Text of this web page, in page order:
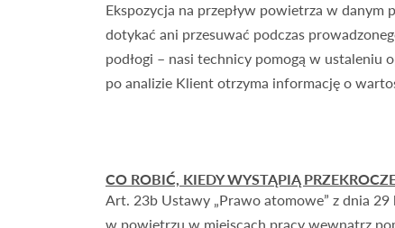
Ekspozycja na przepływ powietrza w
dotykać ani przesuwać podczas
podłogi – nasi technicy pomogą w ustaleniu
po analizie Klient otrzyma informację o
CO ROBIĆ, KIEDY WYSTĄPIĄ
Art. 23b Ustawy „Prawo atomowe” z dnia